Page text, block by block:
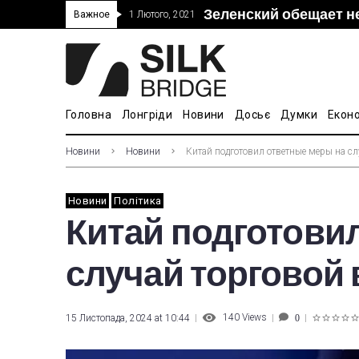
Важное 1 Лютого, 2021 Зеленский обещает
Прошло 5-тое
“Дочка” Beijing
В Украине ввели
Головна Лонгріди Новини Досьє Думки
Новини Новини Китай подготовил ответные меры на
Новини Політика
Китай
случай
15 Листопада, 2024 at 10:44 140 Views 0